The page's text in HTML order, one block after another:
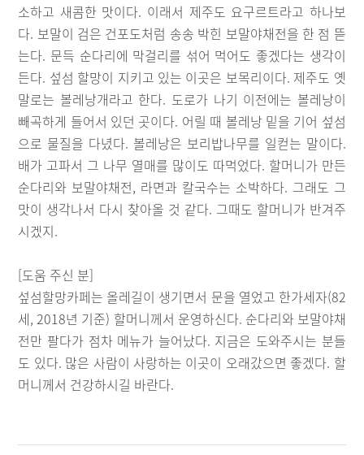
소하고 새콤한 맛이다. 이래서 제주도 요구르트라고 하나보
다. 보말이 검은 건포도처럼 송송 박힌 보말야채전을 한 점 뜯
는다. 문득 순다리에 막걸리를 섞어 먹어도 좋겠다는 생각이
든다. 섶섬 할망이 지키고 있는 이곳은 보목리이다. 제주도 옛
말로는 볼레낭개라고 한다. 도로가 나기 이전에는 볼레낭이
빼곡하게 들어서 있던 곳이다. 어릴 때 볼레낭 밑을 기어 섶섬
으로 물질을 다녔다. 볼레낭은 보리밥나무를 일컫는 말이다.
배가 고파서 그 나무 열매를 많이도 따먹었다. 할머니가 만든
순다리와 보말야채전, 라면과 칼국수는 소박하다. 그래도 그
맛이 생각나서 다시 찾아올 것 같다. 그때도 할머니가 반겨주
시겠지.
[도움 주신 분]
섶섬할망카페는 올레길이 생기면서 문을 열었고 한가세자(82
세, 2018년 기준) 할머니께서 운영하신다. 순다리와 보말야채
전만 팔다가 점차 메뉴가 늘어났다. 지금은 도와주시는 분들
도 있다. 많은 사람이 사랑하는 이곳이 오래갔으면 좋겠다. 할
머니께서 건강하시길 바란다.